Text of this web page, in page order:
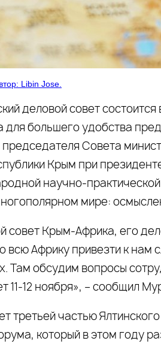
Libin Jose.
деловой совет состоится
большего удобства
председателя Совета
Крым при
научно-
мире:
совет Крым-Африка, его
всю Африку привезти к нам
Там обсудим вопросы
11-12 ноября», – сообщил
третьей частью
который в этом году